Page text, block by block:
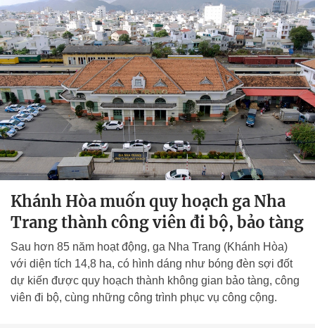
Khánh Hòa muốn quy hoạch ga Nha
Trang thành công viên đi bộ, bảo tàng
Sau hơn 85 năm hoạt động, ga Nha Trang (Khánh Hòa)
với diện tích 14,8 ha, có hình dáng như bóng đèn sợi đốt
dự kiến được quy hoạch thành không gian bảo tàng, công
viên đi bộ, cùng những công trình phục vụ công cộng.